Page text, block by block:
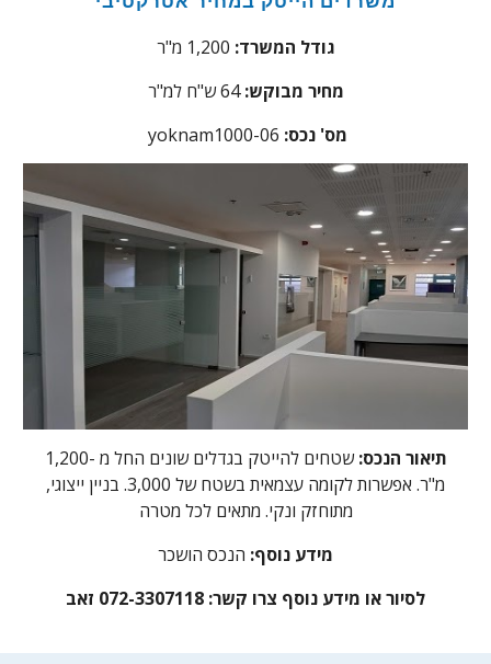
גודל המשרד:
מחיר מבוקש: 64 ש"ח למ"ר
yoknam1000-06 :מס' נכס
תיאור הנכס:
שטחים להייטק בגדלים שונים החל מ -1,200
מ"ר. אפשרות לקומה עצמאית בשטח של 3,000. בניין ייצוגי,
מתוחזק ונקי. מתאים לכל מטרה
מידע נוסף: הנכס הושכר
לסיור או מידע נוסף צרו קשר: 072-3307118 זאב